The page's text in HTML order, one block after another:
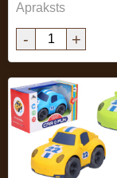
Apraksts
- +